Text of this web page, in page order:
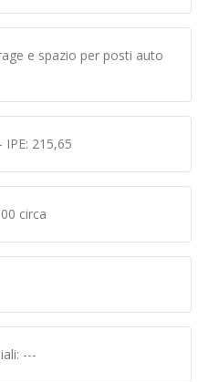
e spazio per posti auto
IPE: 215,65
circa
---